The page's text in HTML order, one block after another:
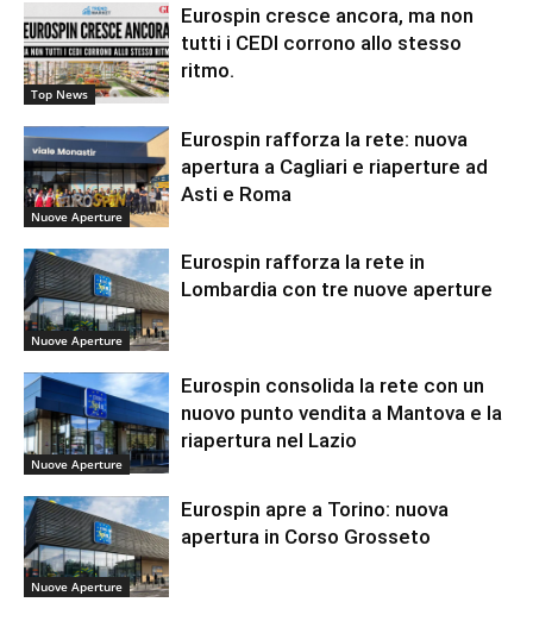
Top News
Eurospin cresce ancora, ma non
tutti i CEDI corrono allo stesso
ritmo.
Nuove Aperture
Eurospin rafforza la rete: nuova
apertura a Cagliari e riaperture ad
Asti e Roma
Nuove Aperture
Eurospin rafforza la rete in
Lombardia con tre nuove aperture
Nuove Aperture
Eurospin consolida la rete con un
nuovo punto vendita a Mantova e la
riapertura nel Lazio
Nuove Aperture
Eurospin apre a Torino: nuova
apertura in Corso Grosseto